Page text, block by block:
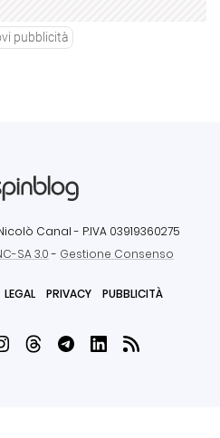
pubblicità
Canal - P.IVA 03919360275
SA 3.0- Gestione Consenso
LEGAL PRIVACY PUBBLICITÀ